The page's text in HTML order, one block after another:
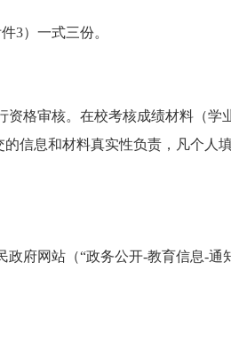
3）一式三份。
格审核。在校考核成绩材料（
信息和材料真实性负责，凡个人
政府网站（“政务公开-教育信息-通